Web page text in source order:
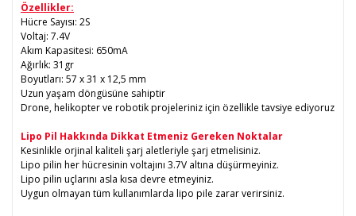
Özellikler:
Hücre Sayısı: 2S
Voltaj: 7.4V
Akım Kapasitesi: 650mA
Ağırlık: 31gr
Boyutları: 57 x 31 x 12,5 mm
Uzun yaşam döngüsüne sahiptir
Drone, helikopter ve robotik projeleriniz için özellikle tavsiye ediyoruz
Lipo Pil Hakkında Dikkat Etmeniz Gereken Noktalar
Kesinlikle orjinal kaliteli şarj aletleriyle şarj etmelisiniz.
Lipo pilin her hücresinin voltajını 3.7V altına düşürmeyiniz.
Lipo pilin uçlarını asla kısa devre etmeyiniz.
Uygun olmayan tüm kullanımlarda lipo pile zarar verirsiniz.